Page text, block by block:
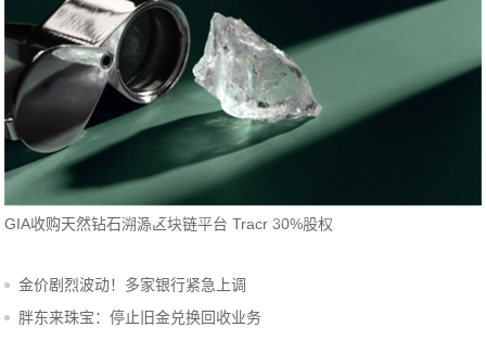
GIA收购天然钻石溯源区块链平台 Tracr 30%股权
金价剧烈波动！多家银行紧急上调
胖东来珠宝：停止旧金兑换回收业务